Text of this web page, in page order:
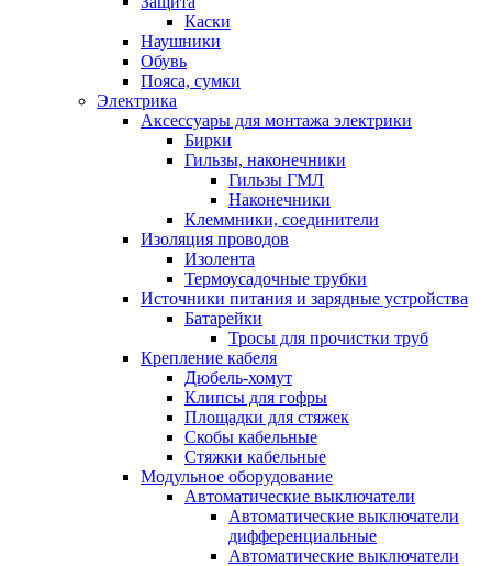
Каски
Наушники
Обувь
Пояса, сумки
Электрика
Аксессуары для монтажа электрики
Бирки
Гильзы, наконечники
Гильзы ГМЛ
Наконечники
Клеммники, соединители
Изоляция проводов
Изолента
Термоусадочные трубки
Источники питания и зарядные устройства
Батарейки
Тросы для прочистки труб
Крепление кабеля
Дюбель-хомут
Клипсы для гофры
Площадки для стяжек
Скобы кабельные
Стяжки кабельные
Модульное оборудование
Автоматические выключатели
Автоматические выключатели
дифференциальные
Автоматические выключатели